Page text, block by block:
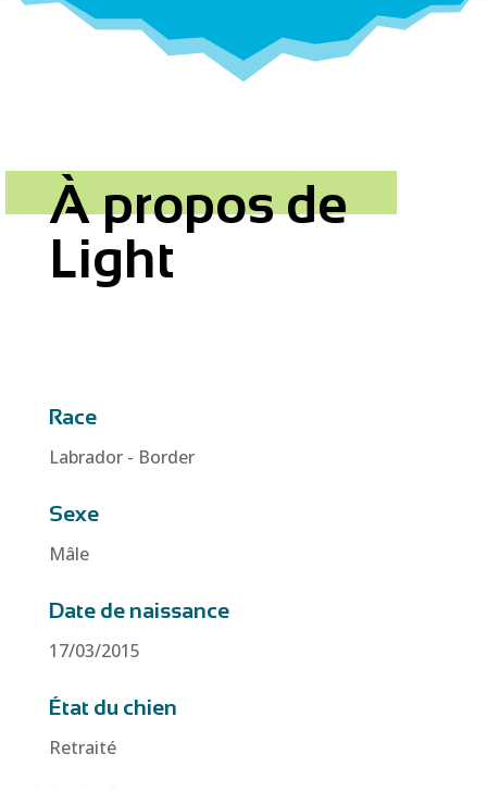
À propos de
Light
Race
Labrador - Border
Sexe
Mâle
Date de naissance
17/03/2015
État du chien
Retraité